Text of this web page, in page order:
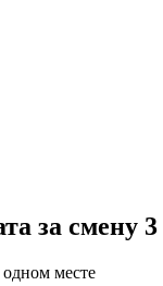
за смену 3
месте